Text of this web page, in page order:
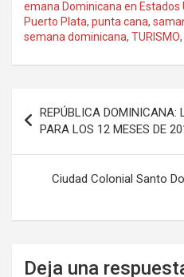
emana Dominicana en Estados
Puerto Plata, punta cana,
semana dominicana, TURISMO,
Navegación
de
entradas
REPÚBLICA DOMINICANA:
PARA LOS 12 MESES DE
Ciudad Colonial Santo
Deja una